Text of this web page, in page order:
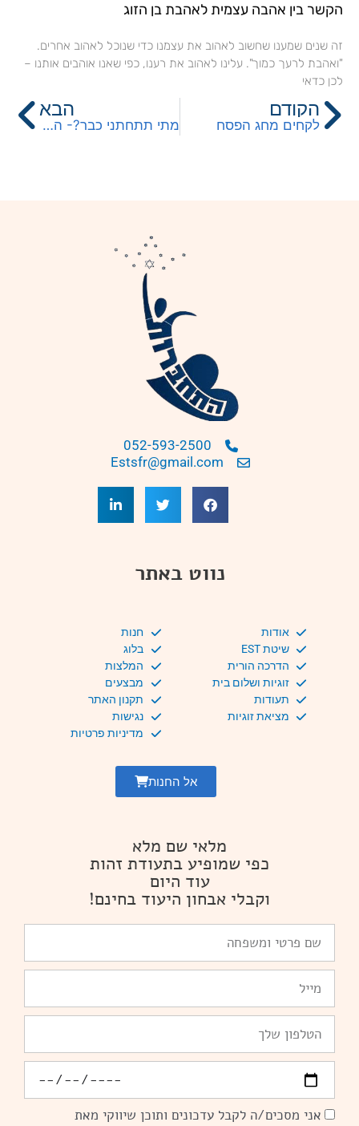
הקשר בין אהבה עצמית לאהבת בן הזוג
זה שנים שמענו שחשוב לאהוב את עצמנו כדי שנוכל לאהוב אחרים.
"ואהבת לרעך כמוך". עלינו לאהוב את רענו, כפי שאנו אוהבים אותנו –
לכן כדאי
קודם
הקודם
לקחים מחג הפסח
הבא
מתי תתחתני כבר?- הסודות מאחורי המילים "מערכת יחסים"
052-593-2500
Estsfr@gmail.com
נווט באתר
אודות
שיטת EST
הדרכה הורית
זוגיות ושלום בית
תעודות
מציאת זוגיות
חנות
בלוג
המלצות
מבצעים
תקנון האתר
נגישות
מדיניות פרטיות
אל החנות
מלאי שם מלא
כפי שמופיע בתעודת זהות
עוד היום
וקבלי אבחון היעוד בחינם!
פרטי
ומשפחה
הסכמהאני מסכים/ה לקבל עדכונים ותוכן שיווקי מאת